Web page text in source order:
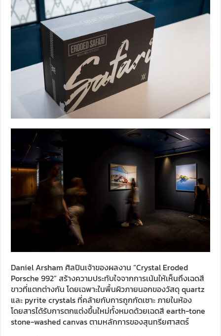
Daniel Arsham ศิลปินเจ้าของผลงาน “Crystal Eroded
Porsche 992” สร้างความประทับใจจากการเน้นให้เห็นถึงเฉดสี
ขาวที่แตกต่างกัน โดยเฉพาะในพื้นผิวภายนอกของวัสดุ quartz
และ pyrite crystals ที่คล้ายกับการถูกกัดเซาะ ภายในห้อง
โดยสารได้รับการตกแต่งขึ้นใหม่ทั้งหมดด้วยเฉดสี earth-tone
stone-washed canvas ตามหลักการของสุนทรียศาสตร์